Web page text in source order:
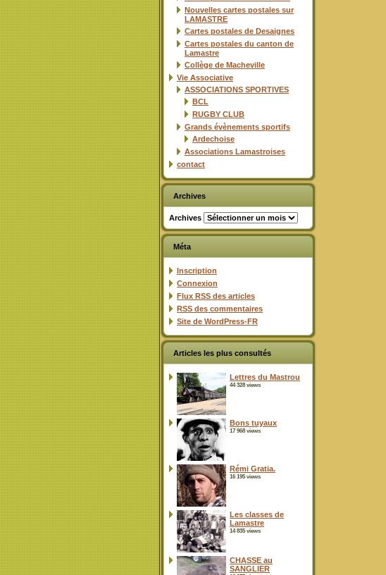
Nouvelles cartes postales sur
LAMASTRE
Cartes postales de Desaignes
Cartes postales du canton de
Lamastre
Collège de Macheville
Vie Associative
ASSOCIATIONS SPORTIVES
BCL
RUGBY CLUB
Grands évènements sportifs
Ardechoise
Associations Lamastroises
contact
Archives
Archives
Méta
Inscription
Connexion
Flux RSS des articles
RSS des commentaires
Site de WordPress-FR
Articles les plus consultés
Lettres du Mastrou
44 328 views
Bons tuyaux
17 968 views
Rémi Gratia.
16 195 views
Les classes de
Lamastre
14 835 views
CHASSE au
SANGLIER